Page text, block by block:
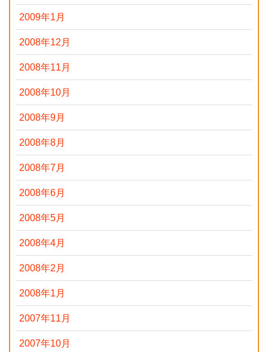
2009年1月
2008年12月
2008年11月
2008年10月
2008年9月
2008年8月
2008年7月
2008年6月
2008年5月
2008年4月
2008年2月
2008年1月
2007年11月
2007年10月